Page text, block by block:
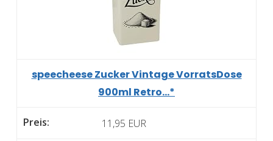
speecheese Zucker Vintage VorratsDose
900ml Retro...*
11,95 EUR